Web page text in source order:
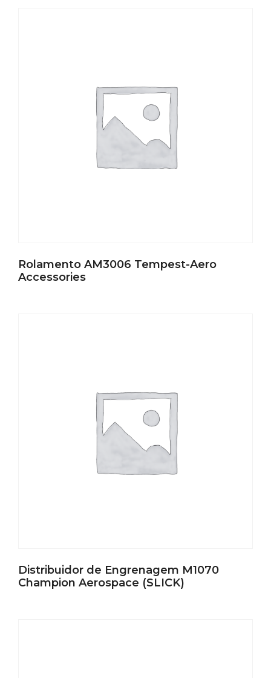
Rolamento AM3006 Tempest-Aero
Accessories
Distribuidor de Engrenagem M1070
Champion Aerospace (SLICK)